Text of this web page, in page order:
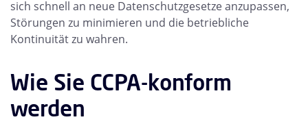
sich schnell an neue Datenschutzgesetze anzupassen,
Störungen zu minimieren und die betriebliche
Kontinuität zu wahren.
Wie Sie CCPA-konform
werden